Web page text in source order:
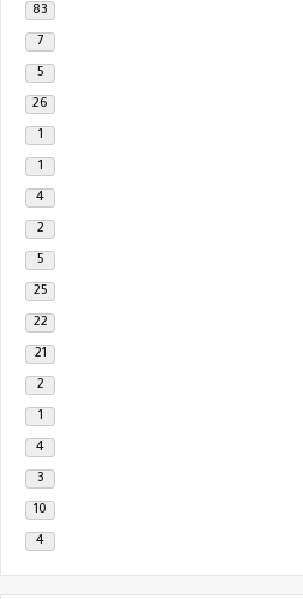
83
7
5
26
1
1
4
2
5
25
22
21
2
1
4
3
10
4